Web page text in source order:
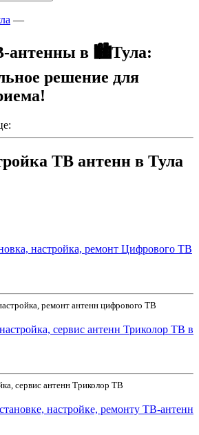
—
антенны в 🏙️Тула:
решение для
ТВ антенн в Тула
ремонт антенн цифрового ТВ
сервис антенн Триколор ТВ